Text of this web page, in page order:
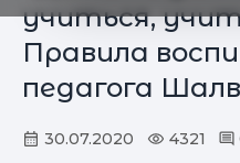
учиться,
Правила
педагога
30.07.2020 4321